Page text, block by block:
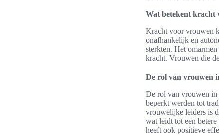
Wat betekent kracht
Kracht voor vrouwen
onafhankelijk en
sterkten. Het
kracht. Vrouwen die
De rol van vrouwen
De rol van vrouwen in
beperkt werden tot
vrouwelijke leiders is
wat leidt tot een
heeft ook positieve